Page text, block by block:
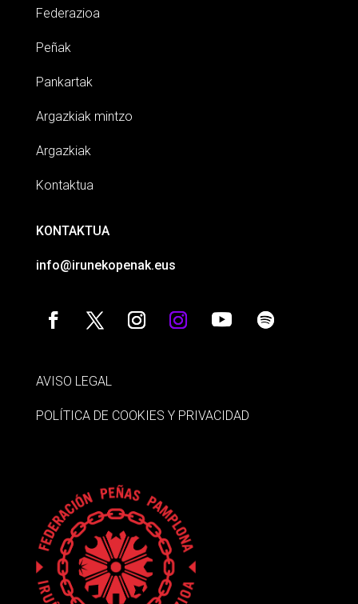
Federazioa
Peñak
Pankartak
Argazkiak mintzo
Argazkiak
Kontaktua
KONTAKTUA
info@irunekopenak.eus
AVISO LEGAL
POLÍTICA DE COOKIES Y PRIVACIDAD